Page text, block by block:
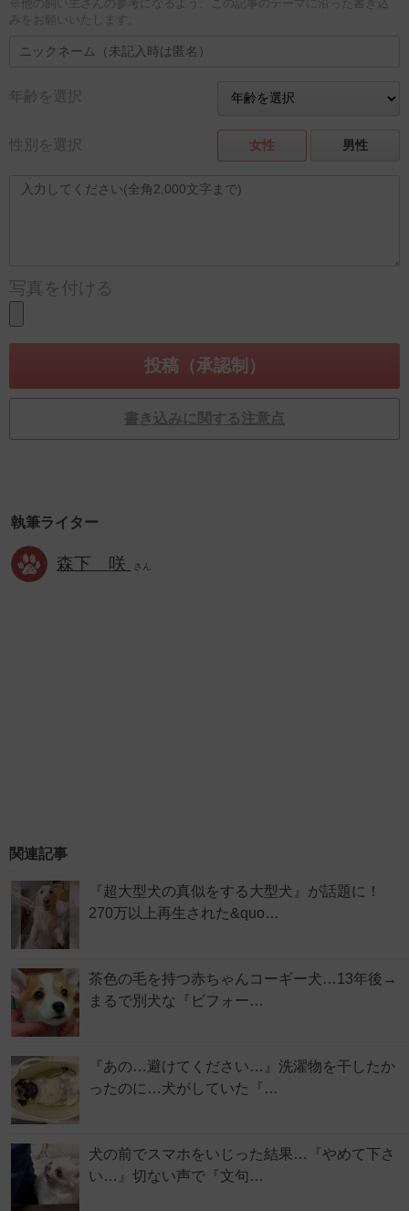
※他の飼い主さんの参考になるよう、この記事のテーマに沿った書き込
みをお願いいたします。
年齢を選択
性別を選択 女性 男性
写真を付ける
書き込みに関する注意点
執筆ライター
森下 咲 さん
関連記事
『超大型犬の真似をする大型犬』が話題に！
270万以上再生された&quo…
茶色の毛を持つ赤ちゃんコーギー犬…13年後→
まるで別犬な『ビフォー…
『あの…避けてください…』洗濯物を干したか
ったのに…犬がしていた『…
犬の前でスマホをいじった結果…『やめて下さ
い…』切ない声で『文句…